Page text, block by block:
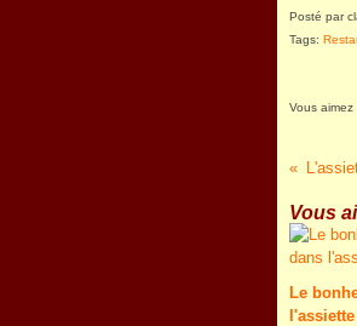
Posté par
Tags:
Vous aimez
Vous
Le
l'assiette